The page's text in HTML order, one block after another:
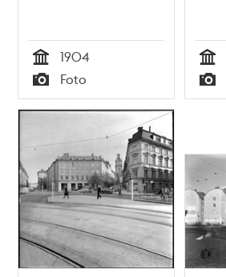
Tid
1904
Typ
Foto Tid
Typ